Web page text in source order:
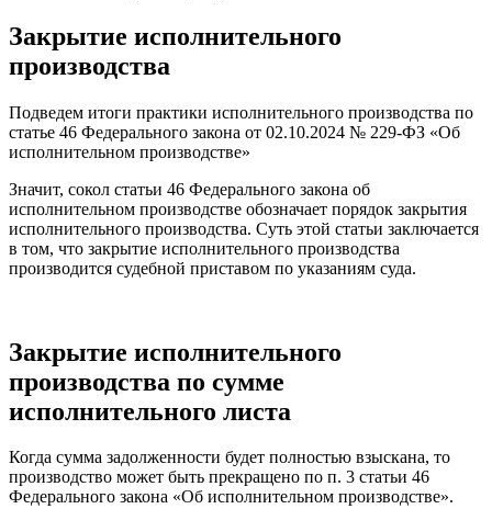
Закрытие исполнительного
производства
Подведем итоги практики исполнительного производства по
статье 46 Федерального закона от 02.10.2024 № 229-ФЗ «Об
исполнительном производстве»
Значит, сокол статьи 46 Федерального закона об
исполнительном производстве обозначает порядок закрытия
исполнительного производства. Суть этой статьи заключается
в том, что закрытие исполнительного производства
производится судебной приставом по указаниям суда.
Закрытие исполнительного
производства по сумме
исполнительного листа
Когда сумма задолженности будет полностью взыскана, то
производство может быть прекращено по п. 3 статьи 46
Федерального закона «Об исполнительном производстве».